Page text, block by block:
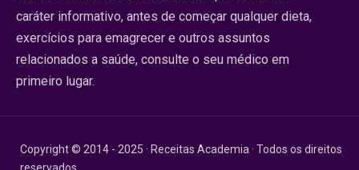
caráter informativo, antes de começar qualquer dieta,
exercícios para emagrecer e outros assuntos
relacionados a saúde, consulte o seu médico em
primeiro lugar.
Copyright © 2014 - 2025 · Receitas Academia · Todos os direitos